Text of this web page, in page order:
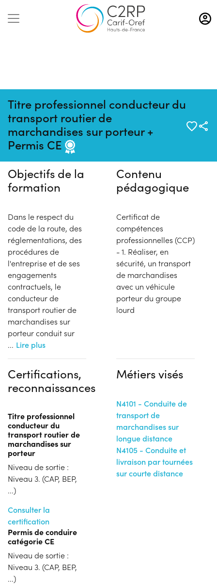
Aller
au
contenu
Titre professionnel conducteur du
transport routier de
marchandises sur porteur +
Permis CE
Pas de session programmée en
ce moment
Objectifs de la
formation
Dans le respect du
code de la route, des
réglementations, des
procédures de
l'entreprise et de ses
engagements
contractuels, le
conducteur de
transport routier de
marchandises sur
porteur conduit sur
... Lire plus
Contenu
pédagogique
Certificat de
compétences
professionnelles (CCP)
- 1. Réaliser, en
sécurité, un transport
de marchandises
avec un véhicule
porteur du groupe
lourd
Certifications,
reconnaissances
Titre professionnel
conducteur du
transport routier de
marchandises sur
porteur
Niveau de sortie :
Niveau 3. (CAP, BEP,
...)
Consulter la
certification
Permis de conduire
catégorie CE
Niveau de sortie :
Niveau 3. (CAP, BEP,
...)
Métiers visés
N4101 - Conduite de
transport de
marchandises sur
longue distance
N4105 - Conduite et
livraison par tournées
sur courte distance